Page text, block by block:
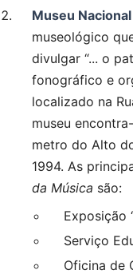
Museu
museológico
divulgar “... o
fonográfico e
localizado na
museu
metro do Alto
1994. As
da Música são:
Exposição
Serviço
Oficina de